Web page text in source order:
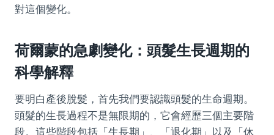
對這個變化。
荷爾蒙的急劇變化：頭髮生長週期的
科學解釋
要明白產後脫髮，首先我們要認識頭髮的生命週期。
頭髮的生長過程不是無限期的，它會經歷三個主要階
段。這些階段包括「生長期」、「退化期」以及「休